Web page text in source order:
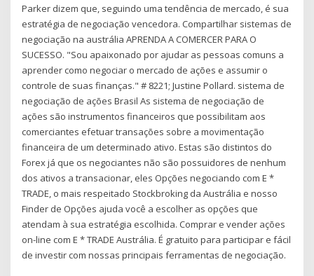
Parker dizem que, seguindo uma tendência de mercado, é sua
estratégia de negociação vencedora. Compartilhar sistemas de
negociação na austrália APRENDA A COMERCER PARA O
SUCESSO. "Sou apaixonado por ajudar as pessoas comuns a
aprender como negociar o mercado de ações e assumir o
controle de suas finanças." # 8221; Justine Pollard. sistema de
negociação de ações Brasil As sistema de negociação de
ações são instrumentos financeiros que possibilitam aos
comerciantes efetuar transações sobre a movimentação
financeira de um determinado ativo. Estas são distintos do
Forex já que os negociantes não são possuidores de nenhum
dos ativos a transacionar, eles Opções negociando com E *
TRADE, o mais respeitado Stockbroking da Austrália e nosso
Finder de Opções ajuda você a escolher as opções que
atendam à sua estratégia escolhida. Comprar e vender ações
on-line com E * TRADE Austrália. É gratuito para participar e fácil
de investir com nossas principais ferramentas de negociação.